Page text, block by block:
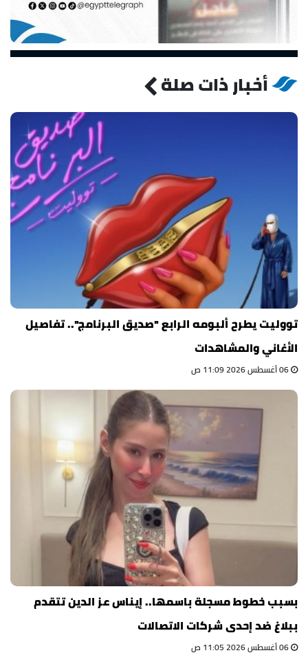
أخبار ذات صلة
تووليت يطرح ألبومه الرابع "صديق البرنامج".. تفاصيل
الأغاني والمشاهدات
بسبب خطوط مسجلة باسمها.. إيناس عز الدين تتقدم
ببلاغ ضد إحدى شركات الاتصالات